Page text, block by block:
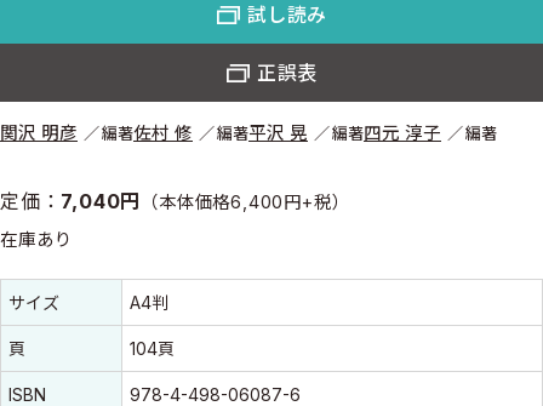
関沢 明彦 編著佐村 修 編著平沢 晃 編著四元 淳子 編著
定価： 7,040円 （本体価格6,400円+税）
在庫あり
書誌情報
書誌情報
サイズ A4判
頁 104頁
ISBN 978-4-498-06087-6
試し読み
正誤表